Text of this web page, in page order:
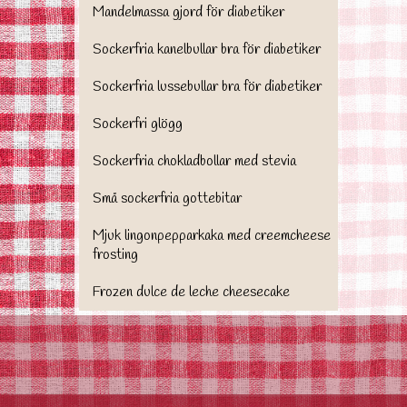
Mandelmassa gjord för diabetiker
Sockerfria kanelbullar bra för diabetiker
Sockerfria lussebullar bra för diabetiker
Sockerfri glögg
Sockerfria chokladbollar med stevia
Små sockerfria gottebitar
Mjuk lingonpepparkaka med creemcheese
frosting
Frozen dulce de leche cheesecake